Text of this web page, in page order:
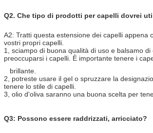
Q2. Che tipo di prodotti per capelli dovrei
A2: Tratti questa estensione dei capelli appena
vostri propri capelli.
1, sciampo di buona qualità di uso e balsamo di
preoccuparsi i capelli. È importante tenere i
brillante.
2, potreste usare il gel o spruzzare la
tenere lo stile di capelli.
3, olio d'oliva saranno una buona scelta per
Q3: Possono essere raddrizzati, arricciato?